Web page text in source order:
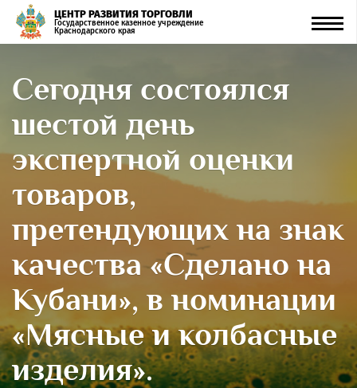
ЦЕНТР РАЗВИТИЯ ТОРГОВЛИ
Государственное казенное учреждение
Краснодарского края
Сегодня состоялся
шестой день
экспертной оценки
товаров,
претендующих на знак
качества «Сделано на
Кубани», в номинации
«Мясные и колбасные
изделия».